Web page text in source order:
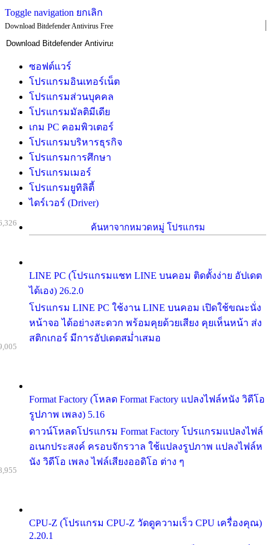
Toggle navigation ยกเลิก
Download Bitdefender Antivirus Free
ซอฟต์แวร์
โปรแกรมอินเทอร์เน็ต
โปรแกรมส่วนบุคคล
โปรแกรมมัลติมีเดีย
เกม PC คอมพิวเตอร์
โปรแกรมบริหารธุรกิจ
โปรแกรมการศึกษา
โปรแกรมเมอร์
โปรแกรมยูทิลิตี้
ไดร์เวอร์ (Driver)
ค้นหาจากหมวดหมู่ โปรแกรม
LINE PC (โปรแกรมแชท LINE บนคอม ติดตั้งง่าย อัปเดต
ได้เอง) 26.2.0
โปรแกรม LINE PC ใช้งาน LINE บนคอม เปิดใช้ขณะนั่ง
หน้าจอ ได้อย่างสะดวก พร้อมคุยด้วยเสียง คุยเห็นหน้า ส่ง
สติกเกอร์ มีการอัปเดตสม่ำเสมอ
Format Factory (โหลด Format Factory แปลงไฟล์หนัง วิดีโอ
รูปภาพ เพลง) 5.16
ดาวน์โหลดโปรแกรม Format Factory โปรแกรมแปลงไฟล์
อเนกประสงค์ ครอบจักรวาล ใช้แปลงรูปภาพ แปลงไฟล์ห
นัง วิดีโอ เพลง ไฟล์เสียงออดิโอ ต่าง ๆ
CPU-Z (โปรแกรม CPU-Z วัดดูความเร็ว CPU เครื่องคุณ)
2.20.1